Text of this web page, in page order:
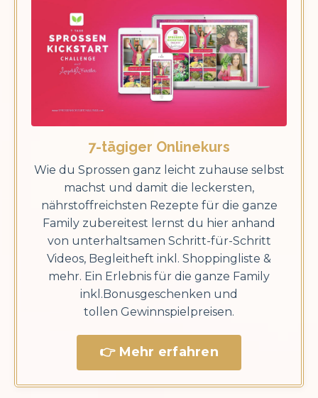
7-tägiger Onlinekurs
Wie du Sprossen ganz leicht zuhause selbst
machst und damit die leckersten,
nährstoffreichsten Rezepte für die ganze
Family zubereitest lernst du hier anhand
von unterhaltsamen Schritt-für-Schritt
Videos, Begleitheft inkl. Shoppingliste &
mehr. Ein Erlebnis für die ganze Family
inkl.Bonusgeschenken und
tollen Gewinnspielpreisen.
👉 Mehr erfahren